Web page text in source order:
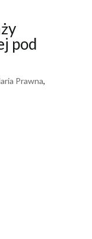
pod
Prawna,